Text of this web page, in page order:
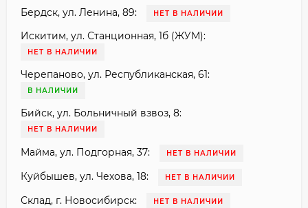
Бердск, ул. Ленина, 89: НЕТ В НАЛИЧИИ
Искитим, ул. Станционная, 1б (ЖУМ):
НЕТ В НАЛИЧИИ
Черепаново, ул. Республиканская, 61:
В НАЛИЧИИ
Бийск, ул. Больничный взвоз, 8:
НЕТ В НАЛИЧИИ
Майма, ул. Подгорная, 37: НЕТ В НАЛИЧИИ
Куйбышев, ул. Чехова, 18: НЕТ В НАЛИЧИИ
Склад, г. Новосибирск: НЕТ В НАЛИЧИИ